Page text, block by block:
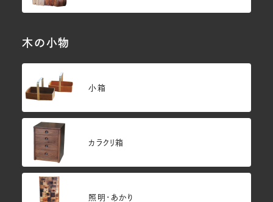
木の小物
小箱
カラクリ箱
照明・あかり